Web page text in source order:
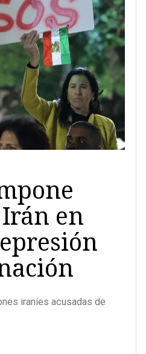
en
iraníes acusadas de